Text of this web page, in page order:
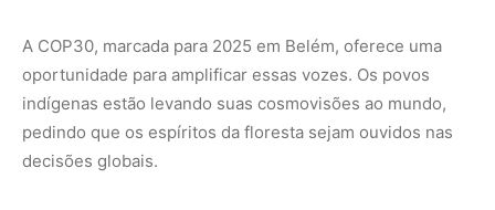
A COP30, marcada para 2025 em Belém, oferece uma
oportunidade para amplificar essas vozes. Os povos
indígenas estão levando suas cosmovisões ao mundo,
pedindo que os espíritos da floresta sejam ouvidos nas
decisões globais.